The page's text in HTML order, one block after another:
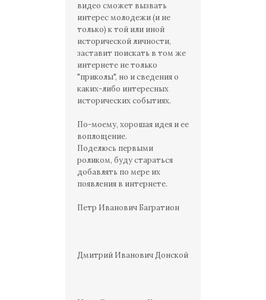
видео сможет вызвать
интерес молодежи (и не
только) к той или иной
исторической личности,
заставит поискать в том же
интернете не только
"приколы", но и сведения о
каких-либо интересных
исторических событиях.
По-моему, хорошая идея и ее
воплощение.
Поделюсь первыми
роликом, буду стараться
добавлять по мере их
появления в интернете.
Петр Иванович Багратион
Дмитрий Иванович Донской